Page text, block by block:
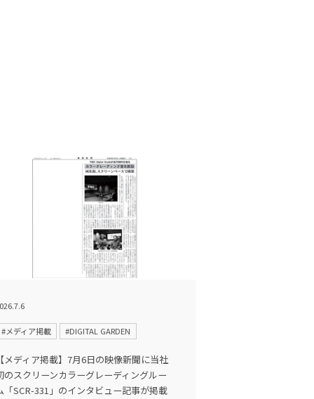
#メディア掲載 #DIGITAL GARDEN
【メディア掲載】7月6日の映像新聞に当社
のスクリーンカラーグレーディングルー
「SCR-331」のインタビュー記事が掲載